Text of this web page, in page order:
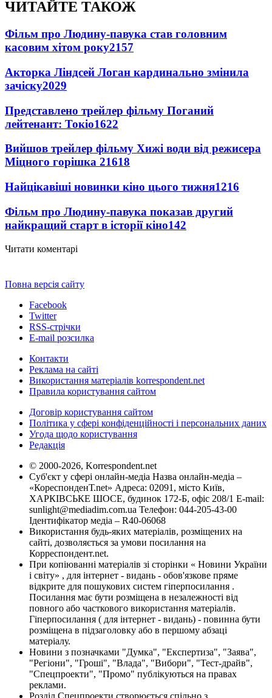
ЧИТАЙТЕ ТАКОЖ
Фільм про Людину-павука став головним
касовим хітом року2157
Акторка Ліндсей Логан кардинально змінила
зачіску2029
Представлено трейлер фільму Поганий
лейтенант: Токіо1622
Вийшов трейлер фільму Хижі води від режисера
Міцного горішка 21618
Найцікавіші новинки кіно цього тижня1216
Фільм про Людину-павука показав другий
найкращий старт в історії кіно142
Читати коментарі
Повна версія сайту
Facebook
Twitter
RSS-стрічки
E-mail розсилка
Контакти
Реклама на сайті
Використання матеріалів korrespondent.net
Правила користування сайтом
Договір користування сайтом
Політика у сфері конфіденційності і персональних даних
Угода щодо користування
Редакція
© 2000-2026, Korrespondent.net
Суб'єкт у сфері онлайн-медіа Назва онлайн-медіа –
«КореспонденТ.net» Адреса: 02091, місто Київ,
ХАРКІВСЬКЕ ШОСЕ, будинок 172-Б, офіс 208/1 E-mail:
sunlight@mediadim.com.ua Телефон: 044-205-43-00
Ідентифікатор медіа – R40-06068
Використання будь-яких матеріалів, розміщених на
сайті, дозволяється за умови посилання на
Корреспондент.net.
При копіюванні матеріалів зі сторінки « Новини України
і світу» , для інтернет - видань - обов'язкове пряме
відкрите для пошукових систем гіперпосилання .
Посилання має бути розміщена в незалежності від
повного або часткового використання матеріалів.
Гіперпосилання ( для інтернет - видань) - повинна бути
розміщена в підзаголовку або в першому абзаці
матеріалу.
Новини з позначками "Думка", "Експертиза", "Заява",
"Регіони", "Гроші", "Влада", "Вибори", "Тест-драйв",
"Спецпроекти", "Промо" публікуються на правах
реклами.
Розділ Спецпроекти створюється спільно з